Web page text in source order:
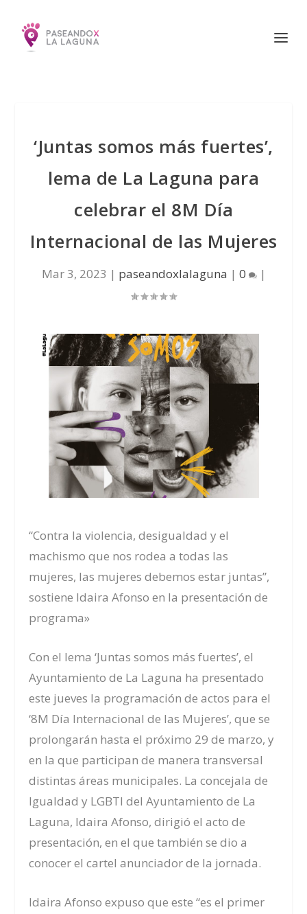
‘Juntas somos más fuertes’,
lema de La Laguna para
celebrar el 8M Día
Internacional de las Mujeres
Mar 3, 2023 | paseandoxlalaguna | 0 |
“Contra la violencia, desigualdad y el
machismo que nos rodea a todas las
mujeres, las mujeres debemos estar juntas”,
sostiene Idaira Afonso en la presentación de
programa»
Con el lema ‘Juntas somos más fuertes’, el
Ayuntamiento de La Laguna ha presentado
este jueves la programación de actos para el
‘8M Día Internacional de las Mujeres’, que se
prolongarán hasta el próximo 29 de marzo, y
en la que participan de manera transversal
distintas áreas municipales. La concejala de
Igualdad y LGBTI del Ayuntamiento de La
Laguna, Idaira Afonso, dirigió el acto de
presentación, en el que también se dio a
conocer el cartel anunciador de la jornada.
Idaira Afonso expuso que este “es el primer